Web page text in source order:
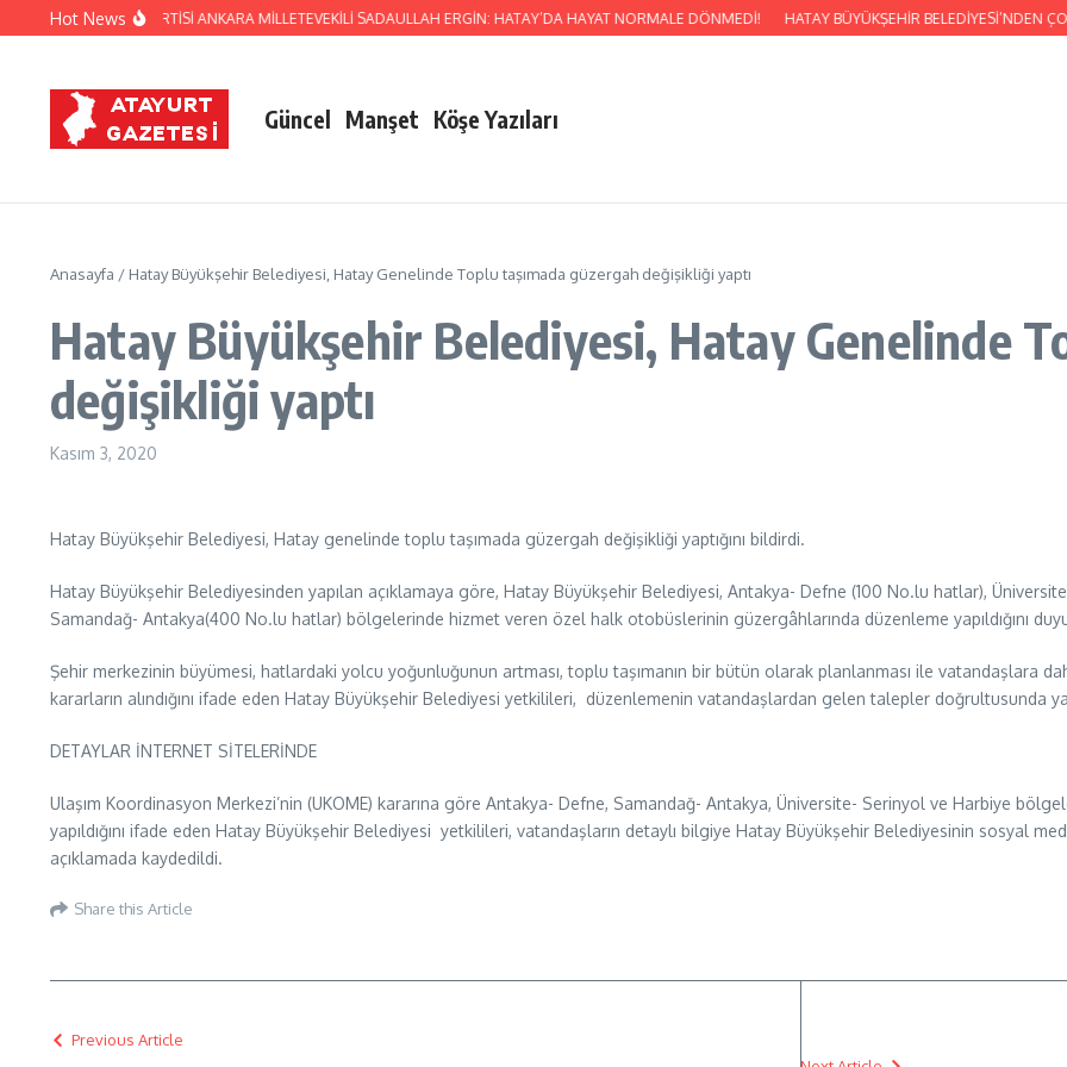
İçeriğe atlaHot News
MİLLETVEKİLİ DEVA PARTİSİ ANKARA MİLLETEVEKİLİ SADAULLAH ERGİN: HATAY’DA HAYAT NORMALE DÖNMEDİ! HATAY BÜYÜKŞEHİR BELEDİYESİ’NDEN
Güncel Manşet Köşe Yazıları
Anasayfa / Hatay Büyükşehir Belediyesi, Hatay Genelinde Toplu taşımada güzergah değişikliği yaptı
Hatay Büyükşehir Belediyesi, Hatay Genelinde
değişikliği yaptı
Kasım 3, 2020
Hatay Büyükşehir Belediyesi, Hatay genelinde toplu taşımada güzergah değişikliği yaptığını bildirdi.
Hatay Büyükşehir Belediyesinden yapılan açıklamaya göre, Hatay Büyükşehir Belediyesi, Antakya- Defne (100 No.lu hatlar),
Samandağ- Antakya(400 No.lu hatlar) bölgelerinde hizmet veren özel halk otobüslerinin güzergâhlarında düzenleme yapıldığını
Şehir merkezinin büyümesi, hatlardaki yolcu yoğunluğunun artması, toplu taşımanın bir bütün olarak planlanması ile vatandaşlara
kararların alındığını ifade eden Hatay Büyükşehir Belediyesi yetkilileri, düzenlemenin vatandaşlardan gelen talepler doğrultusunda
DETAYLAR İNTERNET SİTELERİNDE
Ulaşım Koordinasyon Merkezi’nin (UKOME) kararına göre Antakya- Defne, Samandağ- Antakya, Üniversite- Serinyol ve Harbiye
yapıldığını ifade eden Hatay Büyükşehir Belediyesi yetkilileri, vatandaşların detaylı bilgiye Hatay Büyükşehir Belediyesinin sosyal
açıklamada kaydedildi.
Share this Article
Previous Article